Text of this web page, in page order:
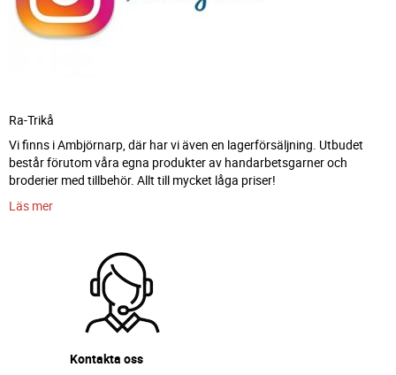
Ra-Trikå
Vi finns i Ambjörnarp, där har vi även en lagerförsäljning. Utbudet
består förutom våra egna produkter av handarbetsgarner och
broderier med tillbehör. Allt till mycket låga priser!
Läs mer
Kontakta oss